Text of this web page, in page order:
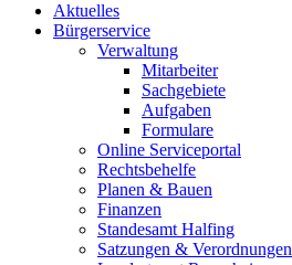
Aktuelles
Bürgerservice
Verwaltung
Mitarbeiter
Sachgebiete
Aufgaben
Formulare
Online Serviceportal
Rechtsbehelfe
Planen & Bauen
Finanzen
Standesamt Halfing
Satzungen & Verordnungen